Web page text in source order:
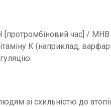
час] /
К (наприклад,
зі схильністю до